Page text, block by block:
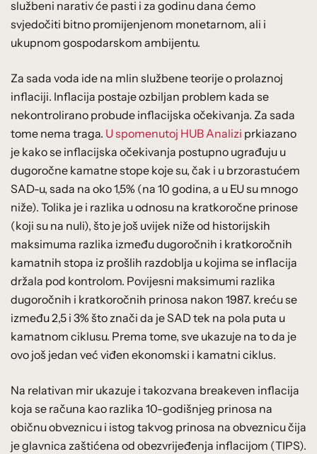
službeni narativ će pasti i za godinu dana ćemo
svjedočiti bitno promijenjenom monetarnom, ali i
ukupnom gospodarskom ambijentu.
Za sada voda ide na mlin službene teorije o prolaznoj
inflaciji. Inflacija postaje ozbiljan problem kada se
nekontrolirano probude inflacijska očekivanja. Za sada
tome nema traga. U spomenutoj HUB Analizi prkiazano
je kako se inflacijska očekivanja postupno ugrađuju u
dugoročne kamatne stope koje su, čak i u brzorastućem
SAD-u, sada na oko 1,5% (na 10 godina, a u EU su mnogo
niže). Tolika je i razlika u odnosu na kratkoročne prinose
(koji su na nuli), što je još uvijek niže od historijskih
maksimuma razlika između dugoročnih i kratkoročnih
kamatnih stopa iz prošlih razdoblja u kojima se inflacija
držala pod kontrolom. Povijesni maksimumi razlika
dugoročnih i kratkoročnih prinosa nakon 1987. kreću se
između 2,5 i 3% što znači da je SAD tek na pola puta u
kamatnom ciklusu. Prema tome, sve ukazuje na to da je
ovo još jedan već viđen ekonomski i kamatni ciklus.
Na relativan mir ukazuje i takozvana breakeven inflacija
koja se računa kao razlika 10-godišnjeg prinosa na
običnu obveznicu i istog takvog prinosa na obveznicu čija
je glavnica zaštićena od obezvrijeđenja inflacijom (TIPS).